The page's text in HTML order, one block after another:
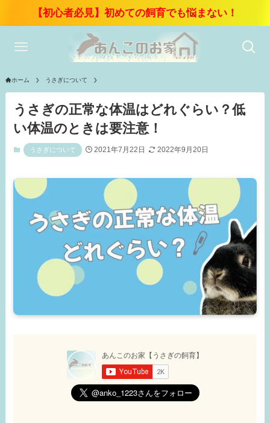
【初心者必見】初めての飼育でも悩まない！
ホーム うさぎについて
うさぎの正常な体温はどれぐらい？低
い体温のときは要注意！
うさぎについて 2021年7月22日 2022年9月20日